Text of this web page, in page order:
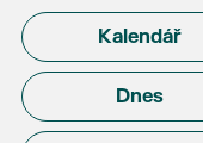
Kalendář
Dnes